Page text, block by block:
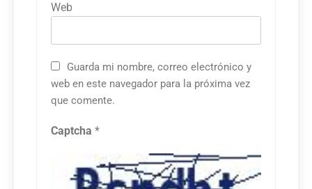
Web
Guarda mi nombre, correo electrónico y
web en este navegador para la próxima vez
que comente.
Captcha *